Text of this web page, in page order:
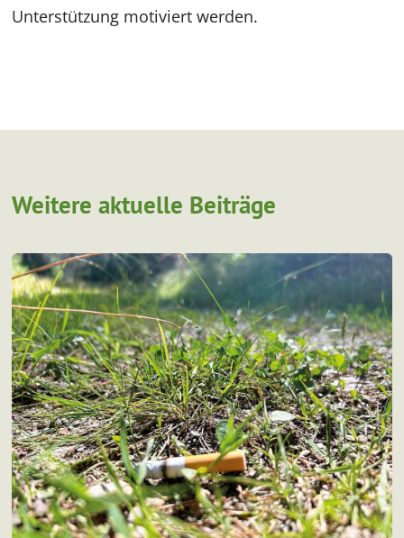
Unterstützung motiviert werden.
Weitere aktuelle Beiträge